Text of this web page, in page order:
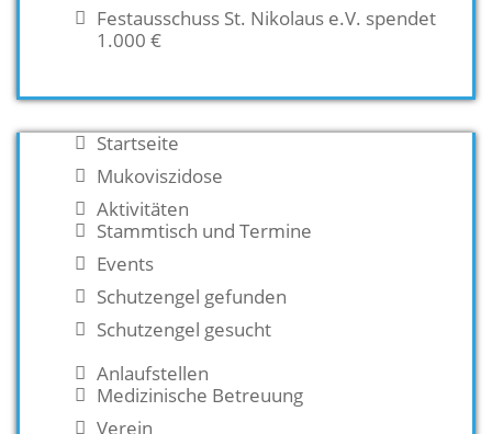
Festausschuss St. Nikolaus e.V. spendet
1.000 €
Startseite
Mukoviszidose
Aktivitäten
Stammtisch und Termine
Events
Schutzengel gefunden
Schutzengel gesucht
Anlaufstellen
Medizinische Betreuung
Verein